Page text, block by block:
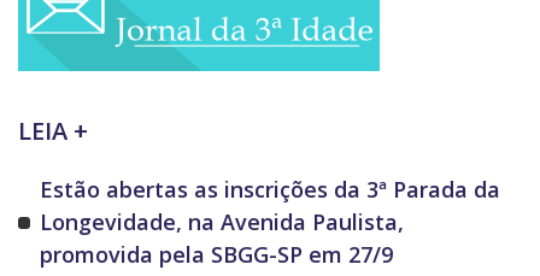
LEIA +
Estão abertas as inscrições da 3ª Parada da
Longevidade, na Avenida Paulista,
promovida pela SBGG-SP em 27/9